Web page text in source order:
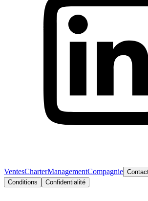
VentesCharterManagementCompagnie
Conditions
Confidentialité